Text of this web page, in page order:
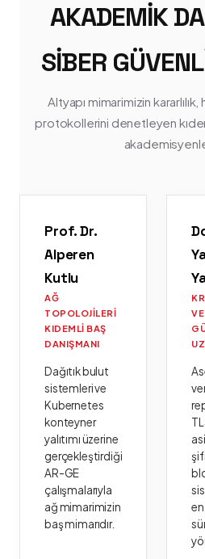
AKADEMIK
SIBER
Altyapı mimarimizin
protokollerini denetleyen
Prof. Dr.
Alperen
Kutlu
AĞ
TOPOLOJILERI
KIDEMLI BAŞ
DANIŞMANI
Dağıtık bulut
sistemleri ve
Kubernetes
konteyner
yalıtımı üzerine
gerçekleştirdiği
AR-GE
çalışmalarıyla
ağ mimarimizin
baş mimarıdır.